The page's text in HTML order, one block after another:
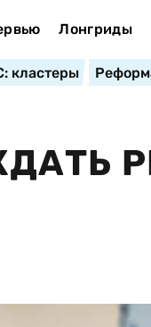
Лонгриды
кластеры